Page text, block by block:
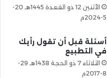
الأثنين 12 ذو القعدة 1445هـ 20-
5-2024م
​أسئلة قبل أن تقول رأيك
في التطبيع
الثلاثاء 7 ذو الحجة 1438هـ 29-
8-2017م